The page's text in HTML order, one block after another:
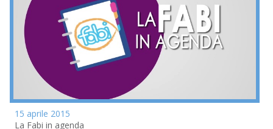
15 aprile 2015
La Fabi in agenda